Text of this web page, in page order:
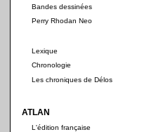
Bandes dessinées
Perry Rhodan Neo
Lexique
Chronologie
Les chroniques de Délos
ATLAN
L'édition française